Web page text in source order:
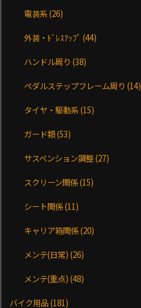
電装系(26)
外装・ﾄﾞﾚｽｱｯﾌﾟ(44)
ハンドル周り(38)
ペダルステップフレーム周り(14)
タイヤ・駆動系(15)
ガード類(53)
サスペンション調整(27)
スクリーン関係(15)
シート関係(11)
キャリア箱関係(20)
メンテ(日常)(26)
メンテ(重点)(48)
バイク用品(181)